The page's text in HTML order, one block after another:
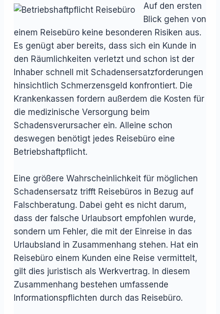
Auf den ersten
Blick gehen von
einem Reisebüro keine besonderen Risiken aus.
Es genügt aber bereits, dass sich ein Kunde in
den Räumlichkeiten verletzt und schon ist der
Inhaber schnell mit Schadensersatzforderungen
hinsichtlich Schmerzensgeld konfrontiert. Die
Krankenkassen fordern außerdem die Kosten für
die medizinische Versorgung beim
Schadensverursacher ein. Alleine schon
deswegen benötigt jedes Reisebüro eine
Betriebshaftpflicht.
Eine größere Wahrscheinlichkeit für möglichen
Schadensersatz trifft Reisebüros in Bezug auf
Falschberatung. Dabei geht es nicht darum,
dass der falsche Urlaubsort empfohlen wurde,
sondern um Fehler, die mit der Einreise in das
Urlaubsland in Zusammenhang stehen. Hat ein
Reisebüro einem Kunden eine Reise vermittelt,
gilt dies juristisch als Werkvertrag. In diesem
Zusammenhang bestehen umfassende
Informationspflichten durch das Reisebüro.